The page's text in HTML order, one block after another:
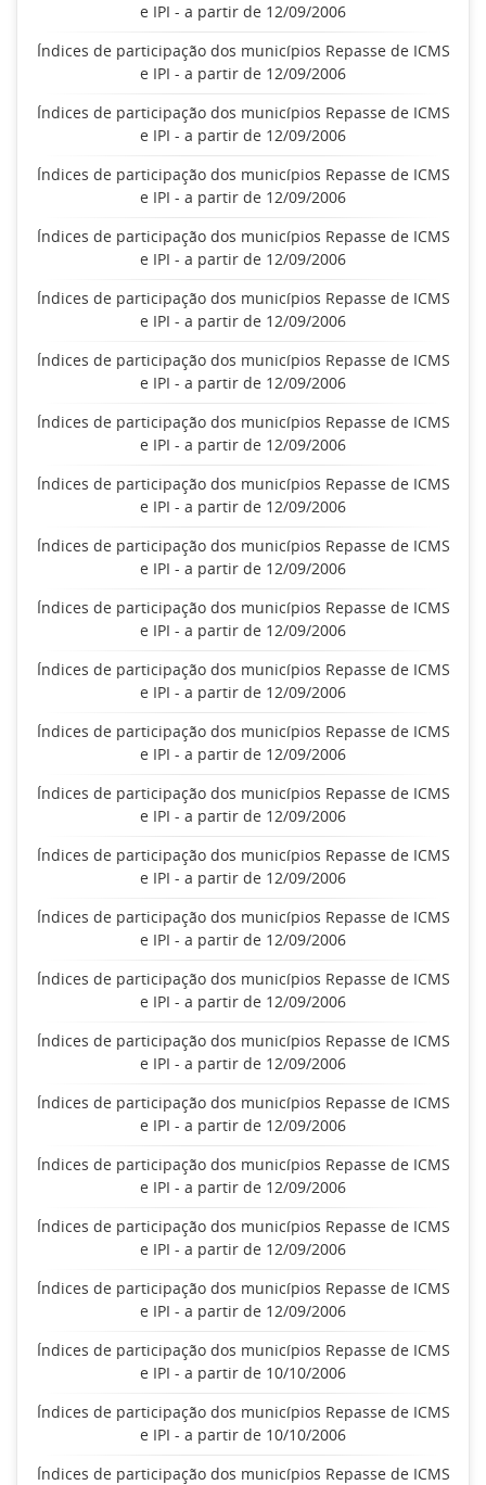
e IPI - a partir de 12/09/2006
Índices de participação dos municípios Repasse de ICMS
e IPI - a partir de 12/09/2006
Índices de participação dos municípios Repasse de ICMS
e IPI - a partir de 12/09/2006
Índices de participação dos municípios Repasse de ICMS
e IPI - a partir de 12/09/2006
Índices de participação dos municípios Repasse de ICMS
e IPI - a partir de 12/09/2006
Índices de participação dos municípios Repasse de ICMS
e IPI - a partir de 12/09/2006
Índices de participação dos municípios Repasse de ICMS
e IPI - a partir de 12/09/2006
Índices de participação dos municípios Repasse de ICMS
e IPI - a partir de 12/09/2006
Índices de participação dos municípios Repasse de ICMS
e IPI - a partir de 12/09/2006
Índices de participação dos municípios Repasse de ICMS
e IPI - a partir de 12/09/2006
Índices de participação dos municípios Repasse de ICMS
e IPI - a partir de 12/09/2006
Índices de participação dos municípios Repasse de ICMS
e IPI - a partir de 12/09/2006
Índices de participação dos municípios Repasse de ICMS
e IPI - a partir de 12/09/2006
Índices de participação dos municípios Repasse de ICMS
e IPI - a partir de 12/09/2006
Índices de participação dos municípios Repasse de ICMS
e IPI - a partir de 12/09/2006
Índices de participação dos municípios Repasse de ICMS
e IPI - a partir de 12/09/2006
Índices de participação dos municípios Repasse de ICMS
e IPI - a partir de 12/09/2006
Índices de participação dos municípios Repasse de ICMS
e IPI - a partir de 12/09/2006
Índices de participação dos municípios Repasse de ICMS
e IPI - a partir de 12/09/2006
Índices de participação dos municípios Repasse de ICMS
e IPI - a partir de 12/09/2006
Índices de participação dos municípios Repasse de ICMS
e IPI - a partir de 12/09/2006
Índices de participação dos municípios Repasse de ICMS
e IPI - a partir de 12/09/2006
Índices de participação dos municípios Repasse de ICMS
e IPI - a partir de 10/10/2006
Índices de participação dos municípios Repasse de ICMS
e IPI - a partir de 10/10/2006
Índices de participação dos municípios Repasse de ICMS